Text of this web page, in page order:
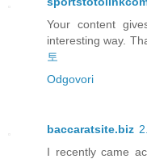
Your content
interesting way.
토
Odgovori
baccaratsite.biz
I recently came